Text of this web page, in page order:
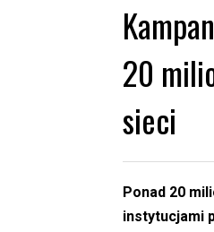
20
sieci
Ponad 20
instytucjami